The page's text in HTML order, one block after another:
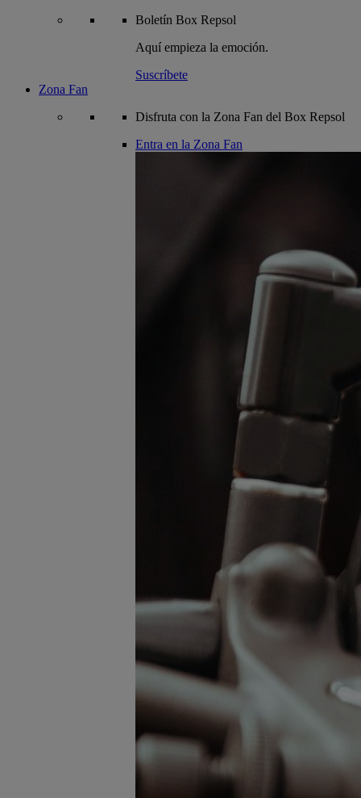
Boletín Box Repsol
Aquí empieza la emoción.
Suscríbete
Zona Fan
Disfruta con la Zona Fan del Box Repsol
Entra en la Zona Fan